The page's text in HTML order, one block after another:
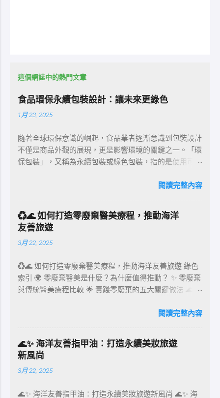
這個網誌中的熱門文章
食品環保永續包裝設計：讓未來更綠色
1月 23, 2025
隨著全球環保意識的崛起，食品業者逐漸意識到包裝設計
不僅是商品外觀的展現，更是影響環境的關鍵之一。「環
保包裝」，又稱為永續包裝或綠色包裝，指的是使用可再
並優先使用風能、水力和太陽能等潔淨能源。本文將透過
品業在環保永續包裝上的創新與挑戰。 環保包裝的定義
與核心價值 環保包裝不僅是「可回收」的代名詞，它還
包括以下核心價值： 材質選擇 ：優先使用生物基材料，
如竹纖維、甘蔗渣和咖啡渣等，替代塑料。 製造過程 ：
功能性，提升消費者對環保的認同感。 案例分析 ： 例如
英國品客薯片的可回收包裝，採用耐用且可回收的紙質材
料，展示了如何以創新材質挑戰傳統塑料包裝的地位。
方法規起到了重要推動作用： 歐盟法規 ：到2030年，所
有塑料包裝須達到可重複使用或可回收標準。 台灣政策
：推動減塑法規，鼓勵商家使用可堆肥或可再利用的包
裝。 美國新興州法 ：如加州要求食品和飲料業採用至少
包裝設計朝著多元化、智能化方向發展，以下列出幾個關
閱讀完整內容
♻️🌊 如何打造零廢棄醫美療程，推動海洋
友善旅遊
3月 22, 2025
♻️🌊 如何打造零廢棄醫美療程，推動海洋友善旅遊 綠色
索引 🌍 零廢棄醫美是什麼？為什麼值得推動？ ✨ 零廢棄
與傳統醫美療程比較 🌟 實踐零廢棄的五大關鍵做法 🌊 推
客？ 📊 市場趨勢與案例分享 ❓ FAQ 常見問題 🌍 零廢棄
供醫美療程的全流程中，致力於減少一次性用品的使用、
降低碳足跡、推動可重複使用與可回收材料，並與供應商
合作實現永續採購。這不僅僅是一種環保行動，更是企業
對永續旅遊與責任醫療的承諾。 面對全球旅遊回溫，許
者。結合海洋友善旅遊的零廢棄醫美療程，能提供消費者
閱讀完整內容
🌊✨ 海洋友善指甲油：打造永續美妝旅遊
新風尚
3月 22, 2025
🌊✨ 海洋友善指甲油：打造永續美妝旅遊新風尚 🌊✨ 海